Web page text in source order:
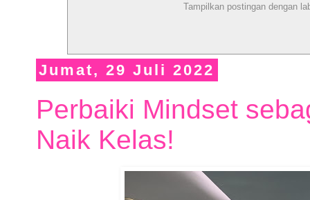
Tampilkan postingan dengan
Jumat, 29 Juli 2022
Perbaiki Mindset
Naik Kelas!